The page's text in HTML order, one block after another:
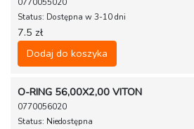
0770055020
Status: Dostępna w 3-10 dni
7.5 zł
Dodaj do koszyka
O-RING 56,00X2,00 VITON
0770056020
Status: Niedostępna